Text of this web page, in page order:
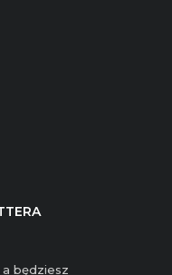
będziesz